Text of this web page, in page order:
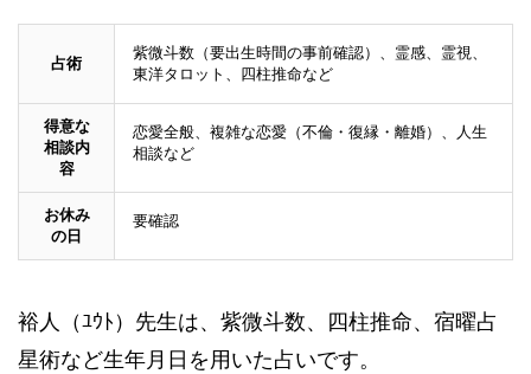
占術
紫微斗数（要出生時間の事前確認）、霊感、霊視、
東洋タロット、四柱推命など
得意な
相談内
容
恋愛全般、複雑な恋愛（不倫・復縁・離婚）、人生
相談など
お休み
の日
要確認
裕人（ﾕｳﾄ）先生は、 紫微斗数、四柱推命、宿曜占
星術など生年月日を用いた占いです。